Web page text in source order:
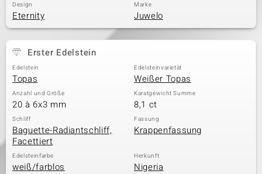
Design
Eternity
Marke
Juwelo
Erster Edelstein
Edelstein
Topas
Edelsteinvarietät
Weißer Topas
Anzahl und Größe
20 à 6x3 mm
Karatgewicht Summe
8,1 ct
Schliff
Baguette-Radiantschliff,
Facettiert
Fassung
Krappenfassung
Edelsteinfarbe
weiß/farblos
Herkunft
Nigeria